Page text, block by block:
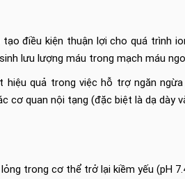
tạo điều kiện thuận lợi cho quá trình
lưu lượng máu trong mạch máu
hiệu quả trong việc hỗ trợ ngăn
cơ quan nội tạng (đặc biệt là dạ dày
trong cơ thể trở lại kiềm yếu (pH